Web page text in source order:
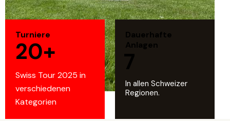
Turniere
20+
Swiss Tour 2025 in
verschiedenen
Kategorien
Dauerhafte
Anlagen
7
In allen Schweizer
Regionen.